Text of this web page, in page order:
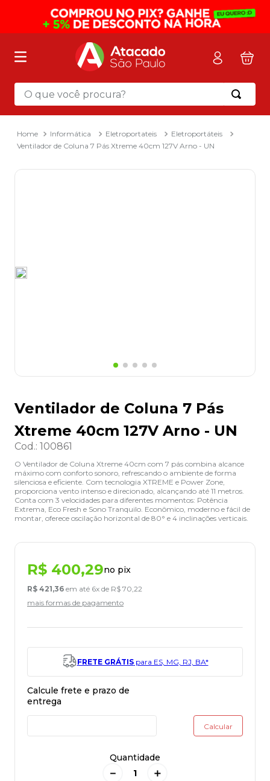
O que você procura?
Informática Eletroportateis
Eletroportáteis
Ventilador de Coluna 7 Pás Xtreme 40cm 127V Arno - UN
Ventilador de Coluna 7 Pás
Xtreme 40cm 127V Arno - UN
Cod.: 100861
O Ventilador de Coluna Xtreme 40cm com 7 pás combina alcance
máximo com conforto sonoro, refrescando o ambiente de forma
silenciosa e eficiente. Com tecnologia XTREME e Power Zone,
proporciona vento intenso e direcionado, alcançando até 11 metros.
Conta com 3 velocidades para diferentes momentos: Potência
Extrema, Eco Fresh e Sono Tranquilo. Econômico, moderno e fácil de
montar, oferece oscilação horizontal de 80° e 4 inclinações verticais.
R$ 400,29no pix
R$ 421,36 em até 6x de R$ 70,22
mais formas de pagamento
FRETE GRÁTISpara ES, MG, RJ, BA*
Quantidade
＋
－
Termos mais buscados
mochila
2º sacola
3º mala
8